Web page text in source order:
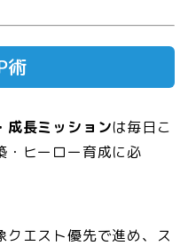
術
成長ミッションは毎日こ
・ヒーロー育成に必
クエスト優先で進め、ス